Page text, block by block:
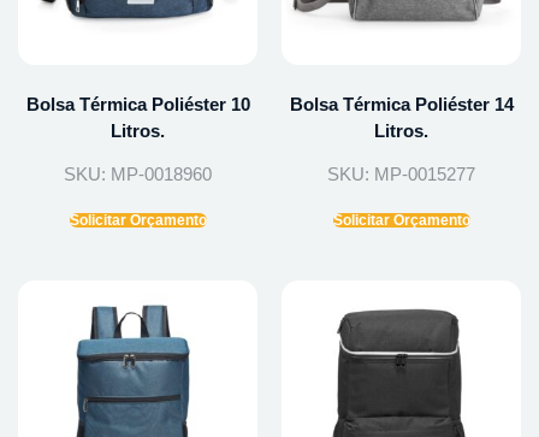
Bolsa Térmica Poliéster 10
Litros.
SKU: MP-0018960
Solicitar Orçamento
Bolsa Térmica Poliéster 14
Litros.
SKU: MP-0015277
Solicitar Orçamento